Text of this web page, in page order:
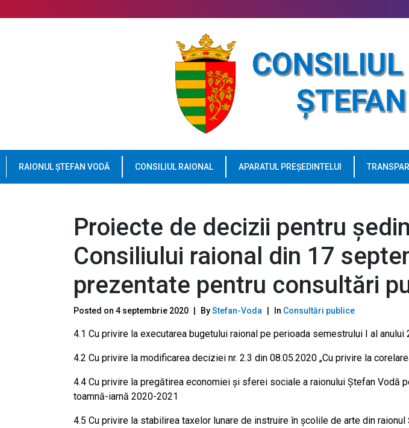
RAIONUL ȘTEFAN VODĂ CONSILIUL RAIONAL APARATUL PREȘEDINTELUI
Proiecte de decizii pentru
Consiliului raional din 17
prezentate pentru consultări
Posted on 4 septembrie 2020 ByStefan-Voda In Consultări publice
4.1 Cu privire la executarea bugetului raional pe perioada semestrului I al anului
4.2 Cu privire la modificarea deciziei nr. 2.3 din 08.05.2020 „Cu privire la
4.4 Cu privire la pregătirea economiei și sferei sociale a raionului Ștefan Vodă
toamnă-iarnă 2020-2021
4.5 Cu privire la stabilirea taxelor lunare de instruire în școlile de arte din